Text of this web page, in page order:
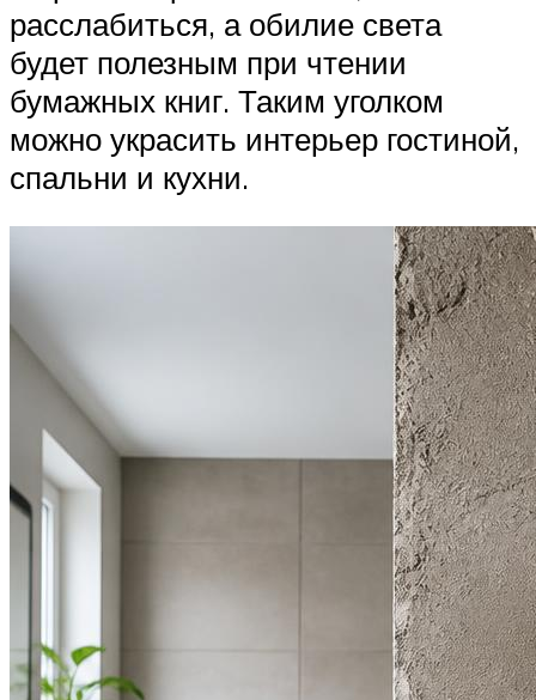
расслабиться, а обилие света
будет полезным при чтении
бумажных книг. Таким уголком
можно украсить интерьер гостиной,
спальни и кухни.